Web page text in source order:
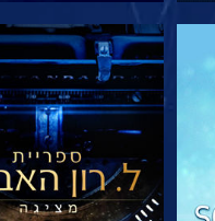
בדוק את הסדרה